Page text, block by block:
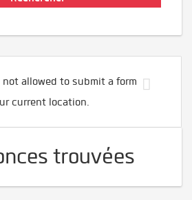
not allowed to submit a form
current location.
trouvées